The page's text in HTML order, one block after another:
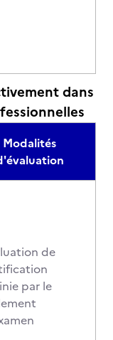
dans
Modalités
de
par le